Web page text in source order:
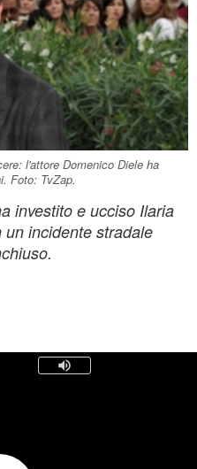
l'attore Domenico Diele ha
Foto: TvZap.
investito e ucciso Ilaria
incidente stradale